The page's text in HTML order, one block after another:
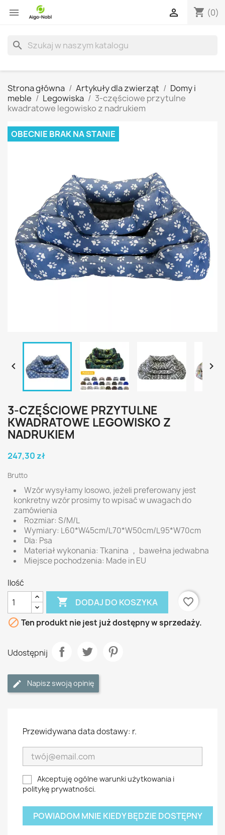
 shopping_cart (0)

search
Strona główna Artykuły dla zwierząt
Domy i
meble
Legowiska
3-częściowe przytulne
kwadratowe legowisko z nadrukiem
OBECNIE BRAK NA STANIE
 
3-CZĘŚCIOWE PRZYTULNE
KWADRATOWE LEGOWISKO Z
NADRUKIEM
247,30 zł
Brutto
Wzór wysyłamy losowo, jeżeli preferowany jest
konkretny wzór prosimy to wpisać w uwagach do
zamówienia
Rozmiar: S/M/L
Wymiary: L60*W45cm/L70*W50cm/L95*W70cm
Dla: Psa
Materiał wykonania: Tkanina ， bawełna jedwabna
Miejsce pochodzenia: Made in EU
Ilość
 DODAJ DO KOSZYKA
favorite_border
 Ten produkt nie jest już dostępny w sprzedaży.
Udostępnij
Napisz swoją opinię
Przewidywana data dostawy: r.
Akceptuję ogólne warunki użytkowania i
politykę prywatności.
POWIADOM MNIE KIEDY BĘDZIE DOSTĘPNY